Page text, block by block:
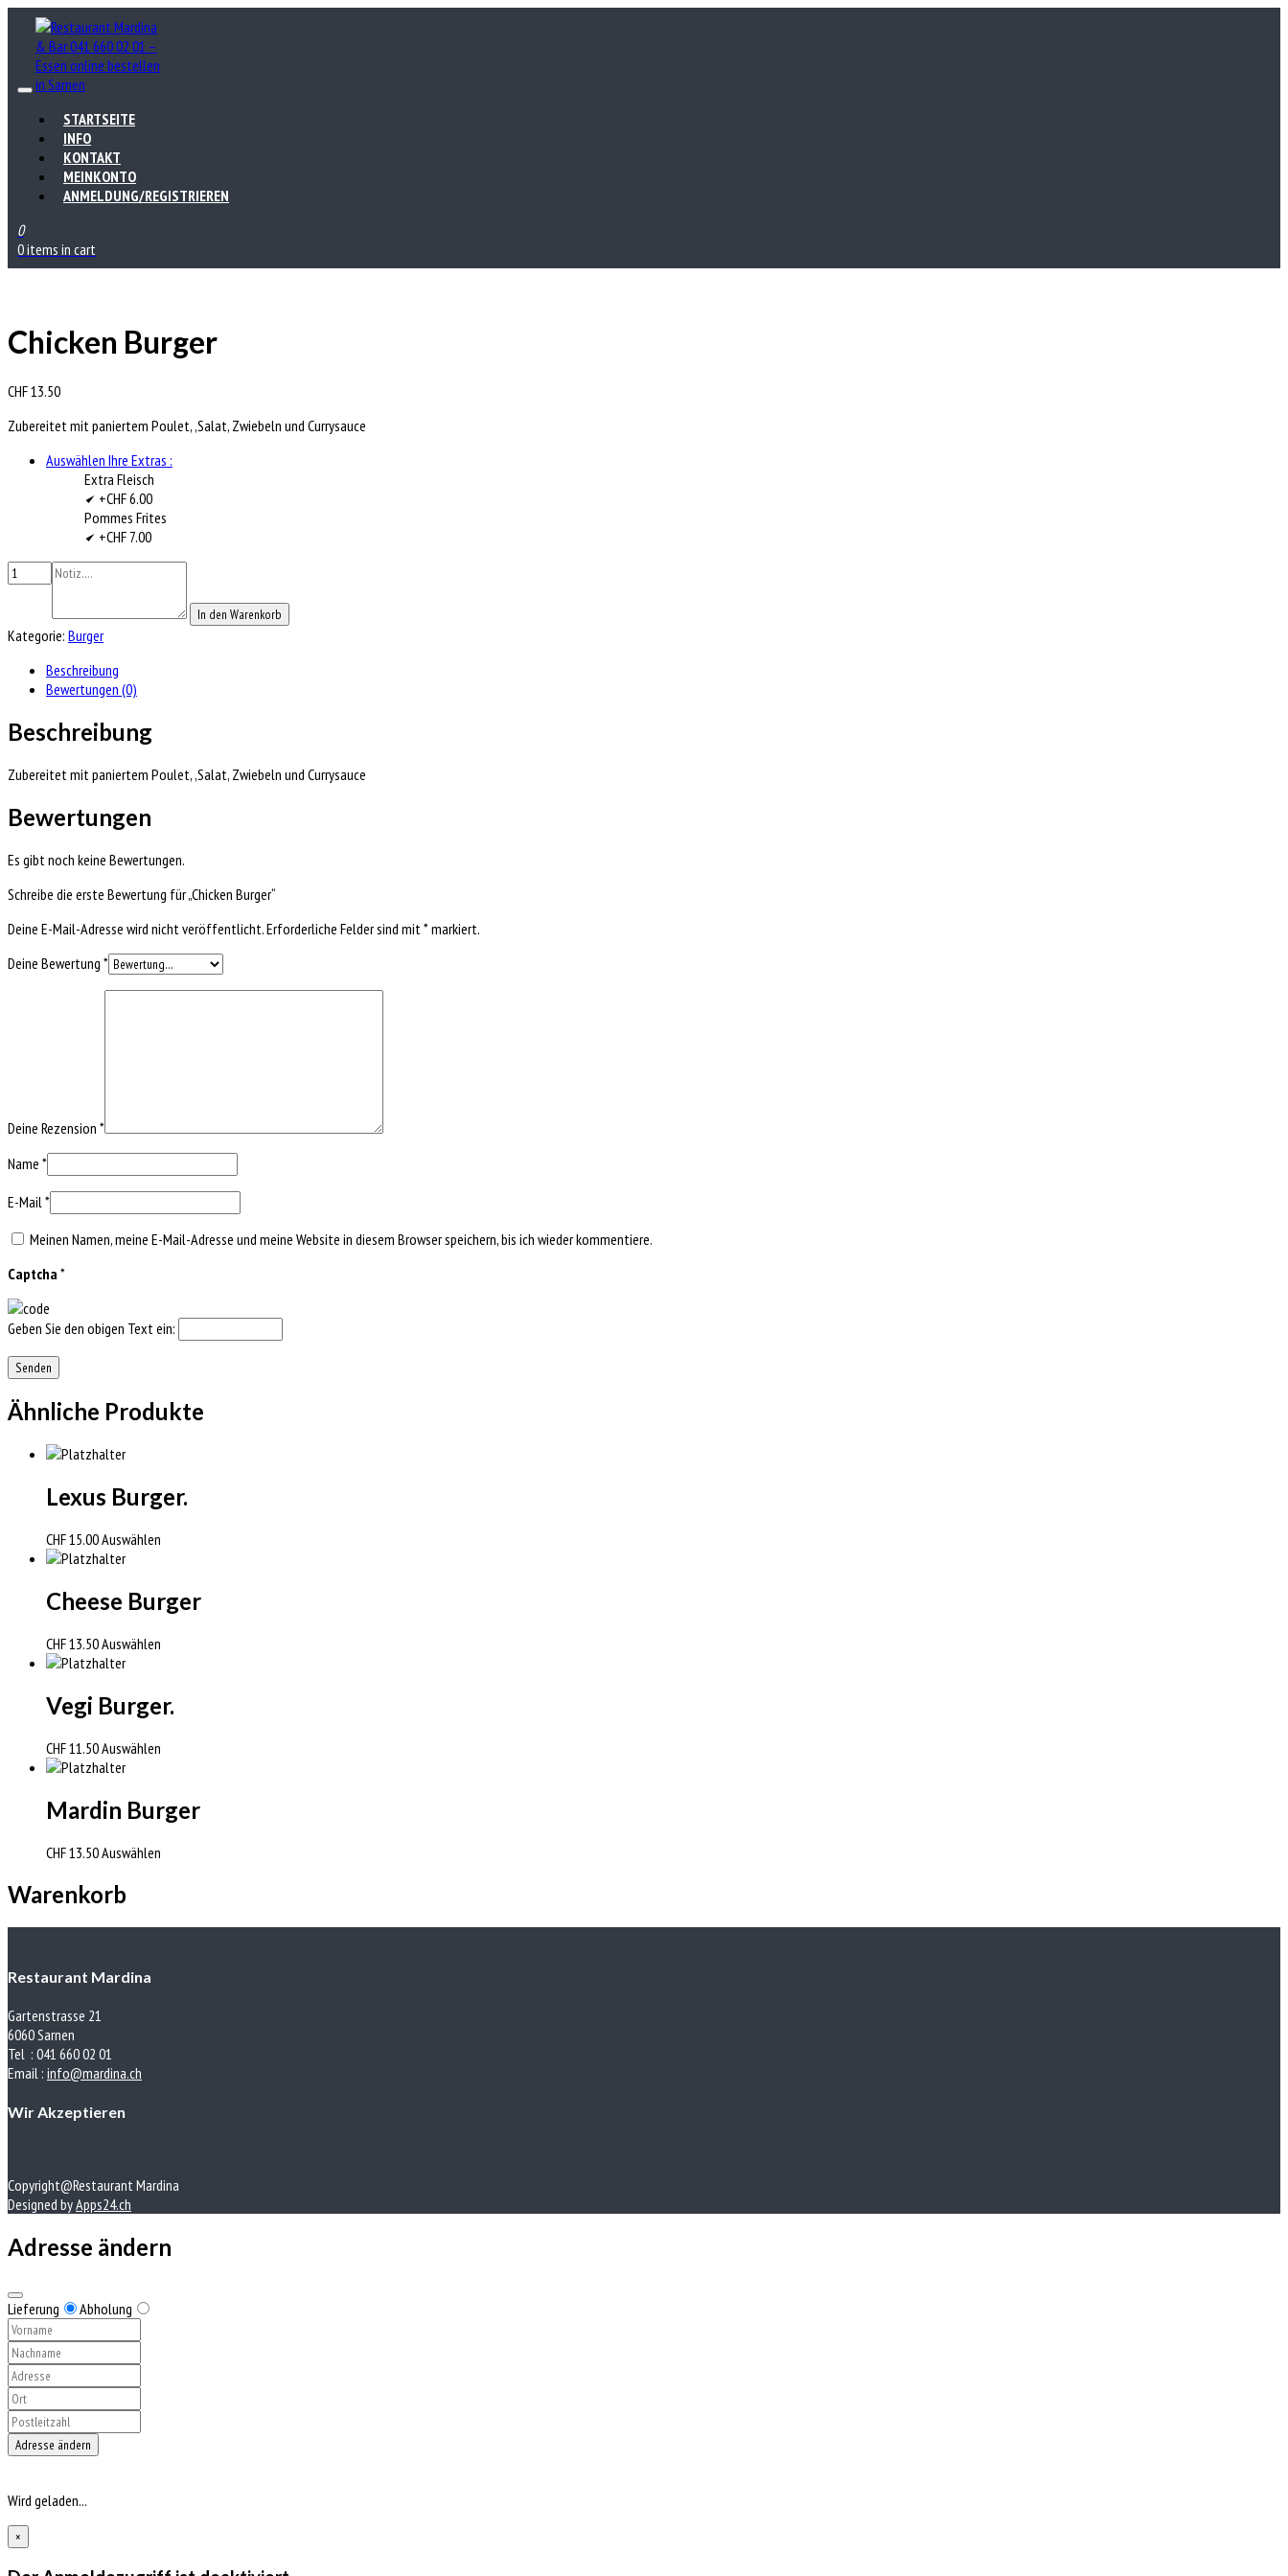
STARTSEITE
INFO
KONTAKT
MEINKONTO
ANMELDUNG/REGISTRIEREN
0
0 items in cart
Chicken Burger
CHF13.50
Zubereitet mit paniertem Poulet, ,Salat, Zwiebeln und Currysauce
Auswählen Ihre Extras :
Extra Fleisch
+CHF 6.00
Pommes Frites
+CHF 7.00
In den Warenkorb
Kategorie: Burger
Beschreibung
Bewertungen (0)
Beschreibung
Zubereitet mit paniertem Poulet, ,Salat, Zwiebeln und Currysauce
Bewertungen
Es gibt noch keine Bewertungen.
Schreibe die erste Bewertung für „Chicken Burger“
Deine E-Mail-Adresse wird nicht veröffentlicht.Erforderliche Felder sind mit *markiert.
Deine Bewertung *
Deine Rezension *
Name *
E-Mail *
Meinen Namen, meine E-Mail-Adresse und meine Website in diesem Browser speichern, bis ich wieder kommentiere.
Captcha *
Geben Sie den obigen Text ein:
Ähnliche Produkte
Lexus Burger.
CHF15.00Auswählen
Cheese Burger
CHF13.50Auswählen
Vegi Burger.
CHF11.50Auswählen
Mardin Burger
CHF13.50Auswählen
Warenkorb
Restaurant Mardina
Gartenstrasse 21
6060 Sarnen
Tel : 041 660 02 01
Email : info@mardina.ch
Wir Akzeptieren
Copyright@Restaurant Mardina
Designed byApps24.ch
Adresse ändern
Lieferung Abholung
Adresse ändern
Wird geladen...
×